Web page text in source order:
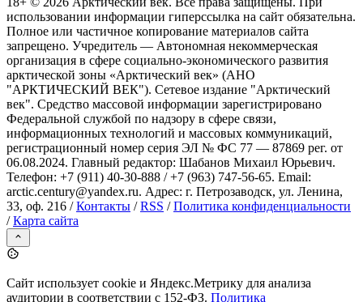
использовании информации гиперссылка на сайт обязательна.
Полное или частичное копирование материалов сайта
запрещено. Учредитель — Автономная некоммерческая
организация в сфере социально-экономического развития
арктической зоны «Арктический век» (АНО
"АРКТИЧЕСКИЙ ВЕК"). Сетевое издание "Арктический
век". Средство массовой информации зарегистрировано
Федеральной службой по надзору в сфере связи,
информационных технологий и массовых коммуникаций,
регистрационный номер серия ЭЛ № ФС 77 — 87869 рег. от
06.08.2024. Главный редактор: Шабанов Михаил Юрьевич.
Телефон: +7 (911) 40-30-888 / +7 (963) 747-56-65. Email:
arctic.century@yandex.ru. Адрес: г. Петрозаводск, ул. Ленина,
33, оф. 216 /Контакты /RSS /Политика конфиденциальности
/Карта сайта
Сайт использует cookie и Яндекс.Метрику для анализа
аудитории в соответствии с 152-ФЗ. Политика